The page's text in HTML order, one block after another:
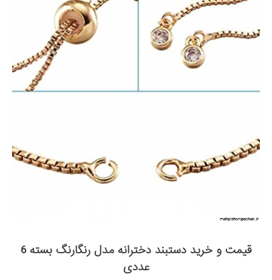
قیمت و خرید دستبند دخترانه مدل رنگارنگ بسته 6
عددی